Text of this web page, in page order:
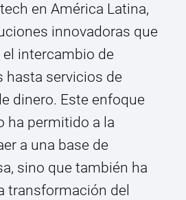
en América Latina,
innovadoras que
intercambio de
hasta servicios de
dinero. Este enfoque
ha permitido a la
a una base de
sino que también ha
transformación del